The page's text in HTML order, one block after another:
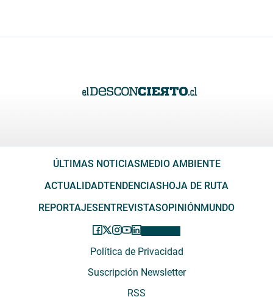
ÚLTIMAS NOTICIASMEDIO AMBIENTE
ACTUALIDADTENDENCIASHOJA DE RUTA
REPORTAJESENTREVISTASOPINIÓNMUNDO
Política de Privacidad
Suscripción Newsletter
RSS